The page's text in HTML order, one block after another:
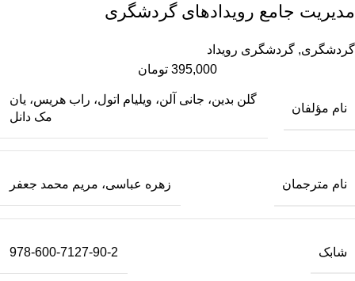
مدیریت جامع رویدادهای گردشگری
گردشگری, گردشگری رویداد
395,000 تومان
نام مؤلفان
گلن بدین، جانی آلن، ویلیام اتول، راب هریس، یان
مک دانل
نام مترجمان زهره عباسی، مریم محمد جعفر
شابک 978-600-7127-90-2